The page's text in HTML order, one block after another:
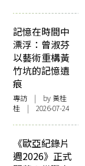
記憶在時間中
漂浮：曾淑芬
以藝術重構黃
竹坑的記憶遺
痕
專訪 | by 黃桂
桂 | 2026-07-24
《歐亞紀錄片
週2026》正式